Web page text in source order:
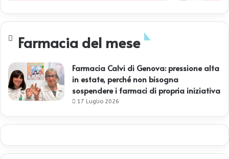
Farmacia del mese
Farmacia Calvi di Genova: pressione alta
in estate, perché non bisogna
sospendere i farmaci di propria iniziativa
17 Luglio 2026